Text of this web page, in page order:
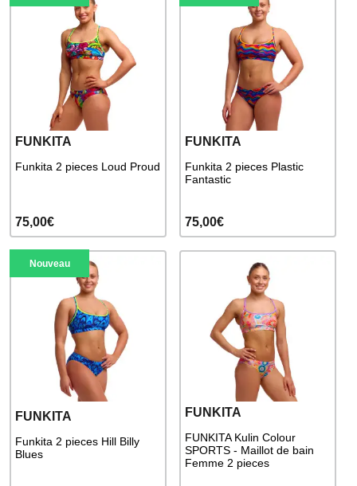
FUNKITA
Funkita 2 pieces Loud Proud
75,00€
FUNKITA
Funkita 2 pieces Plastic
Fantastic
75,00€
Nouveau
FUNKITA
Funkita 2 pieces Hill Billy
Blues
FUNKITA
FUNKITA Kulin Colour
SPORTS - Maillot de bain
Femme 2 pieces